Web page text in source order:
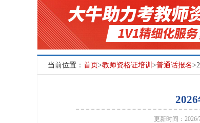
当前位置： 首页>教师资格证培训 >普通话报名
更新时间：2026/